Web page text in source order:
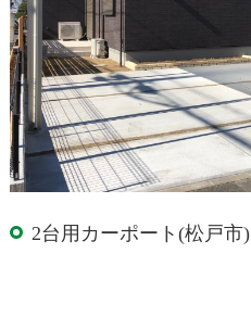
2台用カーポート(松戸市)